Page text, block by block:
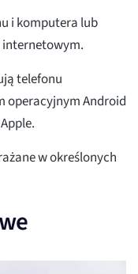
i komputera lub
internetowym.
telefonu
operacyjnym Android
w określonych